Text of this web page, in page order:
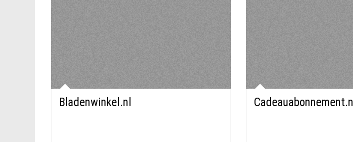
Bladenwinkel.nl Cadeauabonnement.nl